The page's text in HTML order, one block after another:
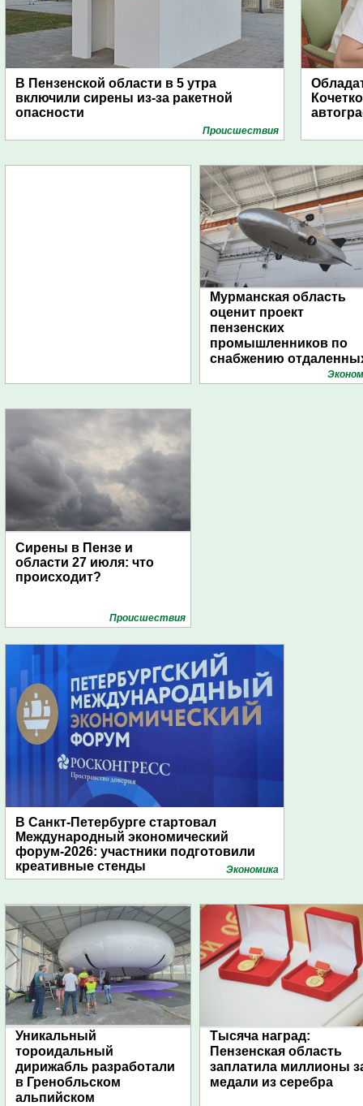
В Пензенской области в 5 утра
включили сирены из-за ракетной
опасности
Проиcшествия
Мурманская область
оценит проект
пензенских
промышленников по
снабжению
поселений с помощью
Сирены в Пензе и
области 27 июля: что
происходит?
Проиcшествия
В Санкт-Петербурге стартовал
Международный экономический
форум-2026: участники подготовили
креативные стенды
Экономика
Уникальный
тороидальный
дирижабль разработали
в Гренобльском
альпийском
Тысяча наград:
Пензенская область
заплатила миллионы
медали из серебра